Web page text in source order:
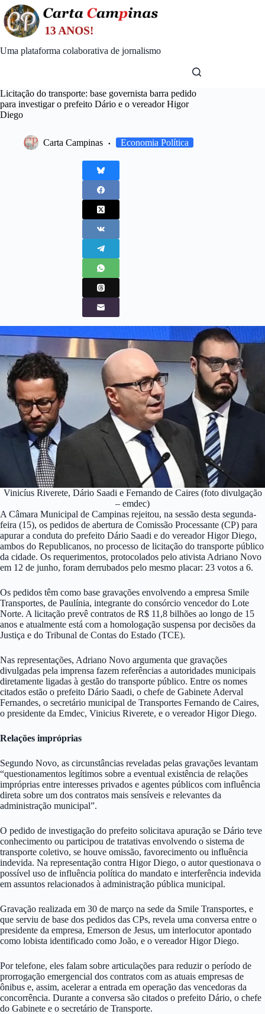
Skip
to
content
Uma plataforma colaborativa de jornalismo
Licitação do transporte: base governista barra pedido
para investigar o prefeito Dário e o vereador Higor
Diego
Carta Campinas Economia Política
Vinicíus Riverete, Dário Saadi e Fernando de Caires (foto divulgação
– emdec)
A Câmara Municipal de Campinas rejeitou, na sessão desta segunda-
feira (15), os pedidos de abertura de Comissão Processante (CP) para
apurar a conduta do prefeito Dário Saadi e do vereador Higor Diego,
ambos do Republicanos, no processo de licitação do transporte público
da cidade. Os requerimentos, protocolados pelo ativista Adriano Novo
em 12 de junho, foram derrubados pelo mesmo placar: 23 votos a 6.
Os pedidos têm como base gravações envolvendo a empresa Smile
Transportes, de Paulínia, integrante do consórcio vencedor do Lote
Norte. A licitação prevê contratos de R$ 11,8 bilhões ao longo de 15
anos e atualmente está com a homologação suspensa por decisões da
Justiça e do Tribunal de Contas do Estado (TCE).
Nas representações, Adriano Novo argumenta que gravações
divulgadas pela imprensa fazem referências a autoridades municipais
diretamente ligadas à gestão do transporte público. Entre os nomes
citados estão o prefeito Dário Saadi, o chefe de Gabinete Aderval
Fernandes, o secretário municipal de Transportes Fernando de Caires,
o presidente da Emdec, Vinicius Riverete, e o vereador Higor Diego.
Relações impróprias
Segundo Novo, as circunstâncias reveladas pelas gravações levantam
“questionamentos legítimos sobre a eventual existência de relações
impróprias entre interesses privados e agentes públicos com influência
direta sobre um dos contratos mais sensíveis e relevantes da
administração municipal”.
O pedido de investigação do prefeito solicitava apuração se Dário teve
conhecimento ou participou de tratativas envolvendo o sistema de
transporte coletivo, se houve omissão, favorecimento ou influência
indevida. Na representação contra Higor Diego, o autor questionava o
possível uso de influência política do mandato e interferência indevida
em assuntos relacionados à administração pública municipal.
Gravação realizada em 30 de março na sede da Smile Transportes, e
que serviu de base dos pedidos das CPs, revela uma conversa entre o
presidente da empresa, Emerson de Jesus, um interlocutor apontado
como lobista identificado como João, e o vereador Higor Diego.
Por telefone, eles falam sobre articulações para reduzir o período de
prorrogação emergencial dos contratos com as atuais empresas de
ônibus e, assim, acelerar a entrada em operação das vencedoras da
concorrência. Durante a conversa são citados o prefeito Dário, o chefe
do Gabinete e o secretário de Transporte.